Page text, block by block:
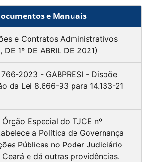
e Manuais
e Contratos Administrativos
DE 1º DE ABRIL DE 2021)
766-2023 - GABPRESI - Dispõe
da Lei 8.666-93 para 14.133-21
Especial do TJCE nº
a Política de Governança
Públicas no Poder Judiciário
e dá outras providências.